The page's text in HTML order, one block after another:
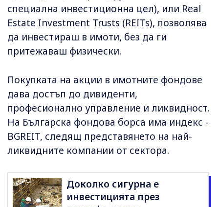
специална инвестиционна цел), или Real
Estate Investment Trusts (REITs), позволява
да инвестираш в имоти, без да ги
притежаваш физически.
Покупката на акции в имотните фондове
дава достъп до дивиденти,
професионално управление и ликвидност.
На Българска фондова борса има индекс -
BGREIT, следящ представянето на най-
ликвидните компании от сектора.
Доколко сигурна е
инвестицията през